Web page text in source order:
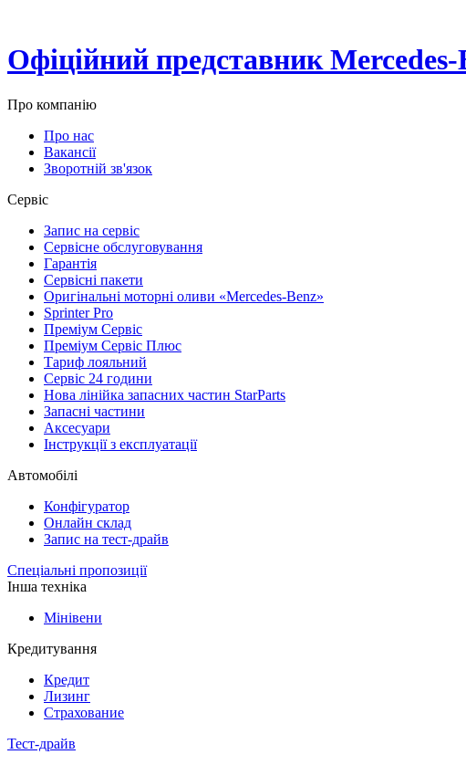
Офіційний представник Mercedes-
Про компанію
Про нас
Вакансії
Зворотній зв'язок
Сервіс
Запис на сервіс
Сервісне обслуговування
Гарантія
Сервісні пакети
Оригінальні моторні оливи «Mercedes-Benz»
Sprinter Pro
Преміум Сервіс
Преміум Сервіс Плюс
Тариф лояльний
Сервіс 24 години
Нова лінійка запасних частин StarParts
Запасні частини
Аксесуари
Інструкції з експлуатації
Автомобілі
Конфігуратор
Онлайн склад
Запис на тест-драйв
Спеціальні пропозиції
Інша техніка
Мінівени
Кредитування
Кредит
Лизинг
Страхование
Тест-драйв